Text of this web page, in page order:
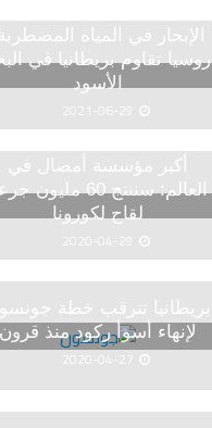
الإبحار في المياه
روسيا تقاوم بريطانيا في
الأسود
2021-06-29
أكبر مؤسسة أمصال في
العالم: سننتج 60 مليون
لقاح لكورونا
2020-04-29
بريطانيا تترقب خطة
لإنهاء أسوأ ركود منذ قرون
2020-04-27